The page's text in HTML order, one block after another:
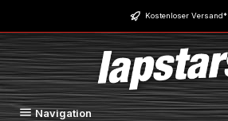
Zum Hauptinhalt springen Kostenloser Versand*
Navigation